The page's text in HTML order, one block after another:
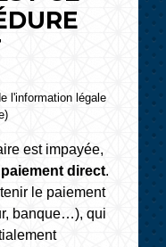
l'information légale
est impayée,
paiement direct.
le paiement
banque…), qui